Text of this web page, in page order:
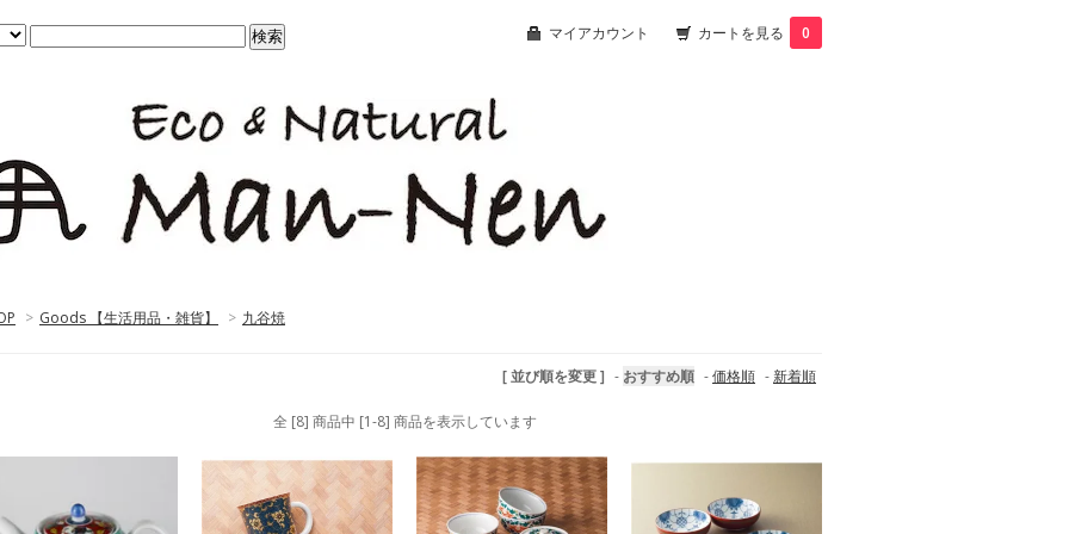
マイアカウント カートを見る 0
> Goods 【生活用品・雑貨】 > 九谷焼
[ 並び順を変更 ] - おすすめ順 -価格順 -新着順
全 [8] 商品中 [1-8] 商品を表示しています